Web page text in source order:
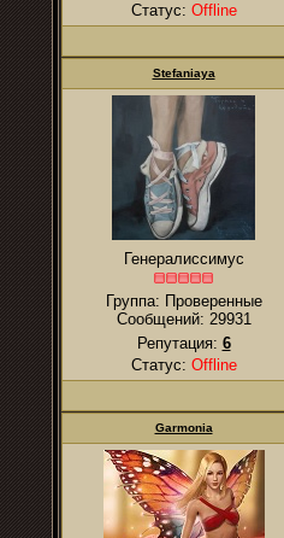
Статус: Offline
Stefaniaya
Генералиссимус
Группа: Проверенные
Сообщений: 29931
Репутация: 6
Статус: Offline
Garmonia